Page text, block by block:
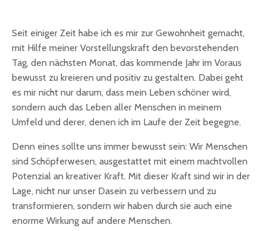
Seit einiger Zeit habe ich es mir zur Gewohnheit gemacht,
mit Hilfe meiner Vorstellungskraft den bevorstehenden
Tag, den nächsten Monat, das kommende Jahr im Voraus
bewusst zu kreieren und positiv zu gestalten. Dabei geht
es mir nicht nur darum, dass mein Leben schöner wird,
sondern auch das Leben aller Menschen in meinem
Umfeld und derer, denen ich im Laufe der Zeit begegne.
Denn eines sollte uns immer bewusst sein: Wir Menschen
sind Schöpferwesen, ausgestattet mit einem machtvollen
Potenzial an kreativer Kraft. Mit dieser Kraft sind wir in der
Lage, nicht nur unser Dasein zu verbessern und zu
transformieren, sondern wir haben durch sie auch eine
enorme Wirkung auf andere Menschen.